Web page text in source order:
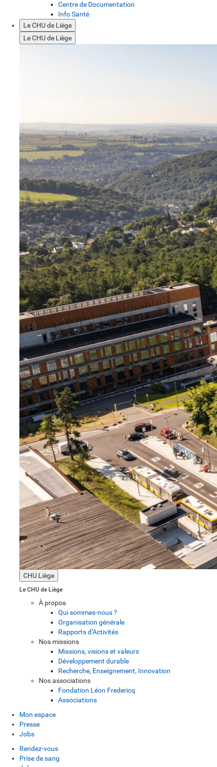
Centre de Documentation
Info Santé
Le CHU de Liège
Le CHU de Liège
CHU Liège
Le CHU de Liège
À propos
Qui sommes-nous ?
Organisation générale
Rapports d’Activités
Nos missions
Missions, visions et valeurs
Développement durable
Recherche, Enseignement, Innovation
Nos associations
Fondation Léon Fredericq
Associations
Mon espace
Presse
Jobs
Rendez-vous
Prise de sang